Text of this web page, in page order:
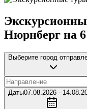
Нюрнберг на
Выберите город
Даты07.08.2026 -